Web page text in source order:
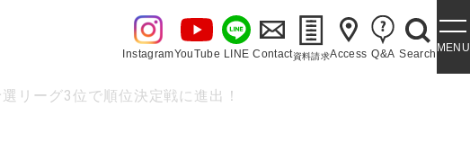
InstagramYouTube LINE Contact資料請求Access Q&A SearchMENU
ーグ3位で順位決定戦に進出！